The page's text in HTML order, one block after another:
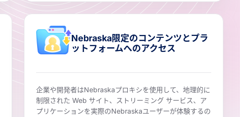
Nebraska限定のコンテンツとプラ
ットフォームへのアクセス
企業や開発者はNebraskaプロキシを使用して、地理的に
制限された Web サイト、ストリーミング サービス、ア
プリケーションを実際のNebraskaユーザーが体験するの